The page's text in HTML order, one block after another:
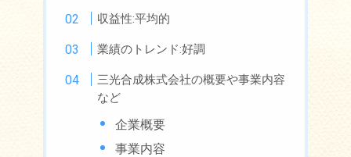
収益性:平均的
業績のトレンド:好調
三光合成株式会社の概要や事業内容
など
企業概要
事業内容